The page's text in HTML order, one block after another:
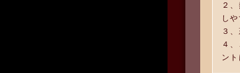
２
し
３
４
ン